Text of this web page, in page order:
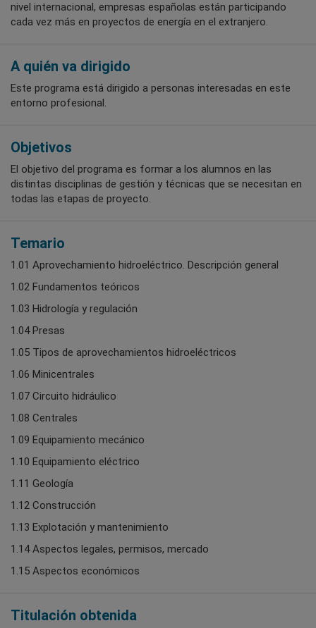
nivel internacional, empresas españolas están participando
cada vez más en proyectos de energía en el extranjero.
A quién va dirigido
Este programa está dirigido a personas interesadas en este
entorno profesional.
Objetivos
El objetivo del programa es formar a los alumnos en las
distintas disciplinas de gestión y técnicas que se necesitan en
todas las etapas de proyecto.
Temario
1.01 Aprovechamiento hidroeléctrico. Descripción general
1.02 Fundamentos teóricos
1.03 Hidrología y regulación
1.04 Presas
1.05 Tipos de aprovechamientos hidroeléctricos
1.06 Minicentrales
1.07 Circuito hidráulico
1.08 Centrales
1.09 Equipamiento mecánico
1.10 Equipamiento eléctrico
1.11 Geología
1.12 Construcción
1.13 Explotación y mantenimiento
1.14 Aspectos legales, permisos, mercado
1.15 Aspectos económicos
Titulación obtenida